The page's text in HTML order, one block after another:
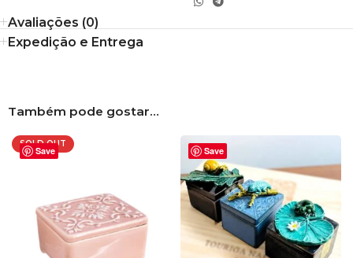
Avaliações (0)
Expedição e Entrega
Também pode gostar…
Save
SOLD OUT
Save